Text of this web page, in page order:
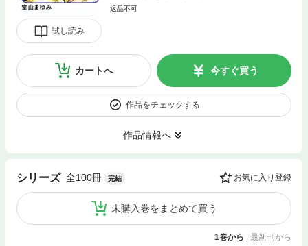
試し読み
返品不可
カートへ 今すぐ買う
作品をチェックする
作品情報へ
シリーズ 全100冊 完結 お気に入り登録
未購入巻をまとめて買う
1巻から 最新刊から